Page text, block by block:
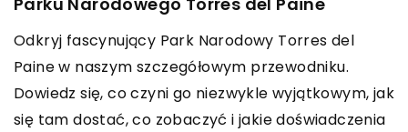
Odkryj fascynujący Park Narodowy Torres del
Paine w naszym szczegółowym przewodniku.
Dowiedz się, co czyni go niezwykle wyjątkowym, jak
się tam dostać, co zobaczyć i jakie doświadczenia